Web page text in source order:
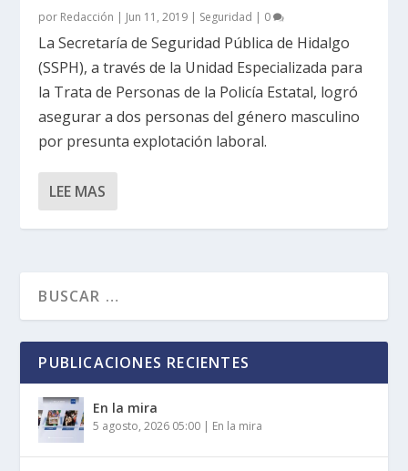
por Redacción | Jun 11, 2019 | Seguridad | 0
La Secretaría de Seguridad Pública de Hidalgo
(SSPH), a través de la Unidad Especializada para
la Trata de Personas de la Policía Estatal, logró
asegurar a dos personas del género masculino
por presunta explotación laboral.
LEE MAS
PUBLICACIONES RECIENTES
En la mira
5 agosto, 2026 05:00 | En la mira